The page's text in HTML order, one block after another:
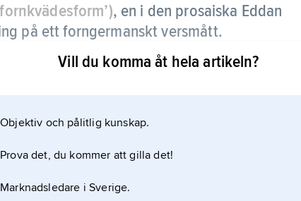
, en i den prosaiska Eddan
på ett forngermanskt versmått.
talet, men har blivit mest känt som den
två betonade och ett något växlande antal
forngermansk dikt, men verserna binds parvis
i den
Vill du komma åt hela artikeln?
Objektiv och pålitlig kunskap.
Prova det, du kommer att gilla det!
Marknadsledare i Sverige.